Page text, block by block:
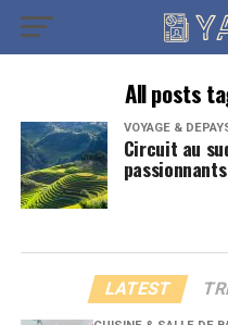
All posts
VOYAGE &
Circuit au
LATEST